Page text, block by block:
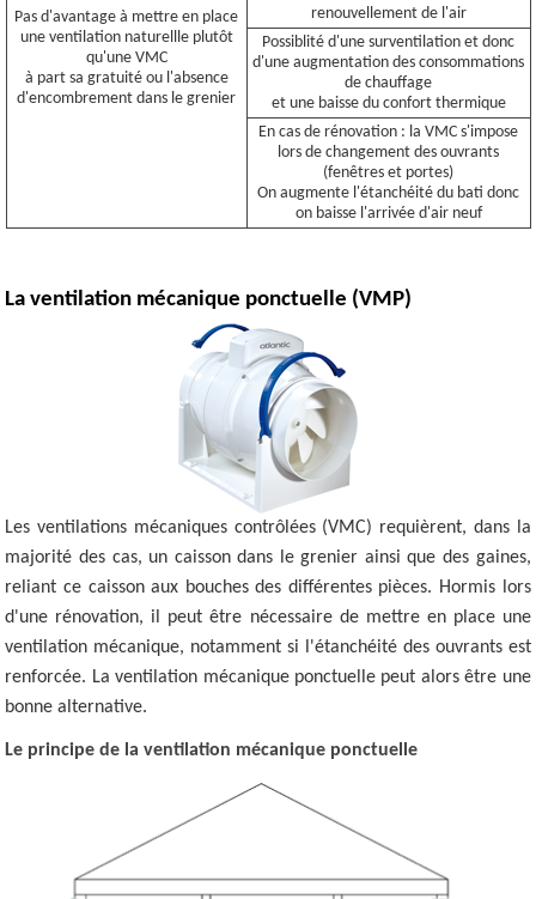
Pas d'avantage à mettre en place
une ventilation naturellle plutôt
qu'une VMC
à part sa gratuité ou l'absence
d'encombrement dans le grenier
renouvellement de l'air
Possiblité d'une surventilation et donc
d'une augmentation des consommations
de chauffage
et une baisse du confort thermique
En cas de rénovation : la VMC s'impose
lors de changement des ouvrants
(fenêtres et portes)
On augmente l'étanchéité du bati donc
on baisse l'arrivée d'air neuf
La ventilation mécanique ponctuelle (VMP)
Les ventilations mécaniques contrôlées (VMC) requièrent, dans la
majorité des cas, un caisson dans le grenier ainsi que des gaines,
reliant ce caisson aux bouches des différentes pièces. Hormis lors
d'une rénovation, il peut être nécessaire de mettre en place une
ventilation mécanique, notamment si l'étanchéité des ouvrants est
renforcée. La ventilation mécanique ponctuelle peut alors être une
bonne alternative.
Le principe de la ventilation mécanique ponctuelle